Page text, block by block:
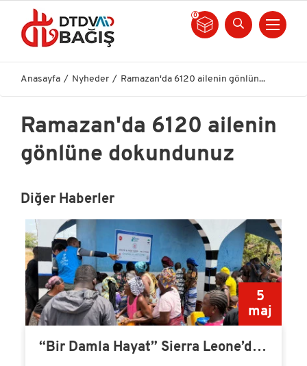
0
Anasayfa Nyheder Ramazan'da 6120 ailenin gönlün...
Ramazan'da 6120 ailenin
gönlüne dokundunuz
Diğer Haberler
5
maj
“Bir Damla Hayat” Sierra Leone’de